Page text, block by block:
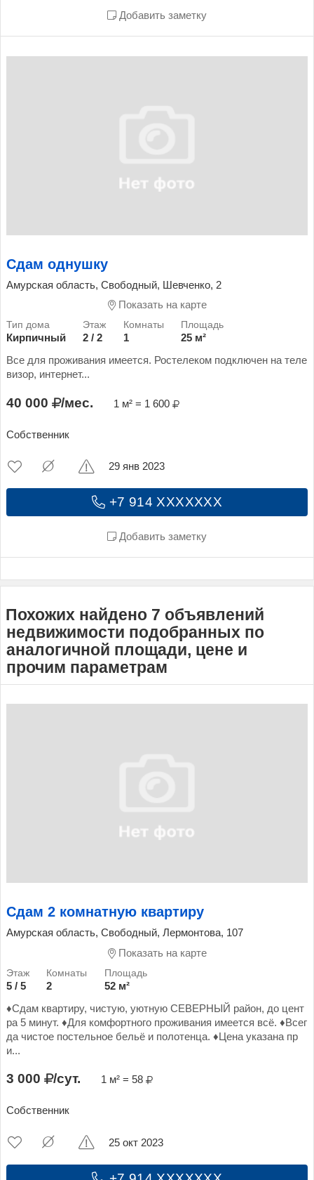
Добавить заметку
Сдам однушку
Амурская область, Свободный, Шевченко, 2
Показать на карте
Кирпичный 2 / 2 1
25 м²
Все для проживания имеется. Ростелеком подключен на теле
визор, интернет...
40 000 /мес. 1 м² = 1 600
Собственник
+7 914 XXXXXXX
Добавить заметку
29 янв 2023
Похожих найдено 7 объявлений
недвижимости подобранных по
аналогичной площади, цене и
прочим параметрам
Сдам 2 комнатную квартиру
Амурская область, Свободный, Лермонтова, 107
Показать на карте
5 / 5 2
52 м²
♦️Сдам квартиру, чистую, уютную СЕВЕРНЫЙ район, до цент
ра 5 минут. ♦️Для комфортного проживания имеется всё. ♦️Всег
да чистое постельное бельё и полотенца. ♦️Цена указана пр
и...
3 000 /сут. 1 м² = 58
Собственник
25 окт 2023